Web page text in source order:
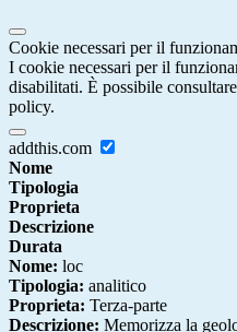
Cookie necessari per il
I cookie necessari per il
disabilitati. È possibile
policy.
addthis.com
Nome
Tipologia
Proprieta
Descrizione
Durata
Nome: loc
Tipologia: analitico
Proprieta: Terza-parte
Descrizione: Memorizza la